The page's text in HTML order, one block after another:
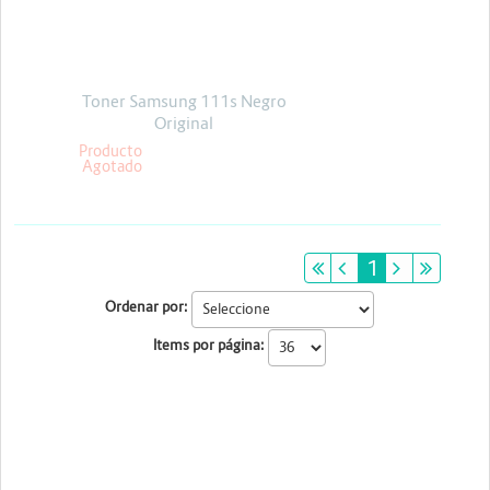
Marcas
Toner Samsung 111s Negro
Original
Producto
Agotado
primeiro
anterior
1 próximo
Ordenar por:
Items por página: